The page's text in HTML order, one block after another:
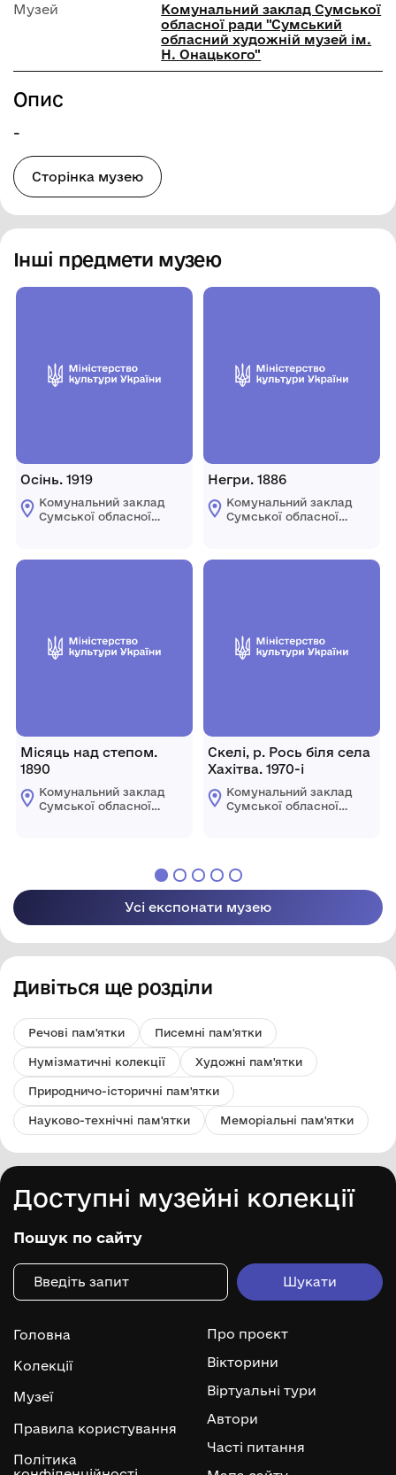
Музей
Комунальний заклад Сумської
обласної ради "Сумський
обласний художній музей ім.
Н. Онацького"
Опис
-
Сторінка музею
Інші предмети музею
Осінь. 1919
Комунальний заклад
Сумської обласної
музей ім. Н.
Місяць над степом.
1890
Комунальний заклад
Сумської обласної
Негри. 1886
Комунальний заклад
Сумської обласної
музей ім. Н.
Скелі, р. Рось біля села
Хахітва. 1970-і
Комунальний заклад
Сумської обласної
Усі експонати музею
Дивіться ще розділи
Речові пам'ятки Писемні пам'ятки
Нумізматичні колекції Художні пам'ятки
Природничо-історичні пам'ятки
Науково-технічні пам'ятки Меморіальні пам'ятки
Доступні музейні колекції
Пошук по сайту
Головна
Колекції
Музеї
Правила користування
Політика
Про проєкт
Вікторини
Віртуальні тури
Автори
Часті питання